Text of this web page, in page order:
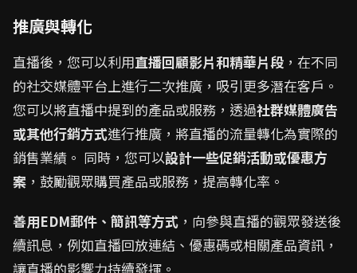
推廣與轉化
直播後，您可以利用直播回顧影片和精華片段 ，在不同
的社交媒體平台上進行二次推廣，吸引更多潛在客戶。
您可以將直播中提到的產品或服務，透過社群媒體廣告
或其他行銷方式進行推廣，將直播的流量轉化為實際的
銷售業績。 同時，您可以設計一些促銷活動或優惠方
案 ，鼓勵觀眾購買產品或服務，提高轉化率。
善用EDM郵件、簡訊等方式 ，向參與直播的觀眾發送後
續訊息，例如直播回放連結、優惠碼或相關產品資訊，
讓直播的影響力持續發揮。